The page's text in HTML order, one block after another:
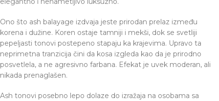
Ono što ash balayage izdvaja jeste prirodan prelaz između
korena i dužine. Koren ostaje tamniji i mekši, dok se svetliji
pepeljasti tonovi postepeno stapaju ka krajevima. Upravo ta
neprimetna tranzicija čini da kosa izgleda kao da je prirodno
posvetlela, a ne agresivno farbana. Efekat je uvek moderan, ali
nikada prenaglašen.
Ash tonovi posebno lepo dolaze do izražaja na osobama sa